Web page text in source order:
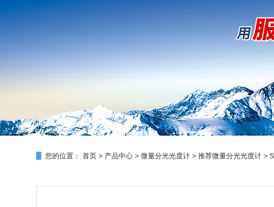
您的位置： 首页 > 产品中心 > 微量分光光度计 > 推荐微量分光光度计 >